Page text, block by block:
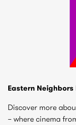
Eastern Neighbors
Discover more
– where cinema